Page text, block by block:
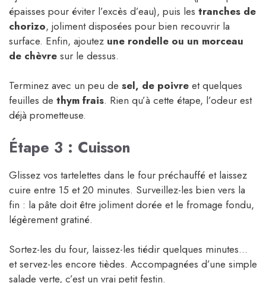
épaisses pour éviter l’excès d’eau), puis les tranches de
chorizo, joliment disposées pour bien recouvrir la
surface. Enfin, ajoutez une rondelle ou un morceau
de chèvre sur le dessus.
Terminez avec un peu de sel, de poivre et quelques
feuilles de thym frais. Rien qu’à cette étape, l’odeur est
déjà prometteuse.
Étape 3 : Cuisson
Glissez vos tartelettes dans le four préchauffé et laissez
cuire entre 15 et 20 minutes. Surveillez-les bien vers la
fin : la pâte doit être joliment dorée et le fromage fondu,
légèrement gratiné.
Sortez-les du four, laissez-les tiédir quelques minutes…
et servez-les encore tièdes. Accompagnées d’une simple
salade verte, c’est un vrai petit festin.